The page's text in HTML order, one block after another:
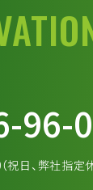
96-
祝日、弊社指定